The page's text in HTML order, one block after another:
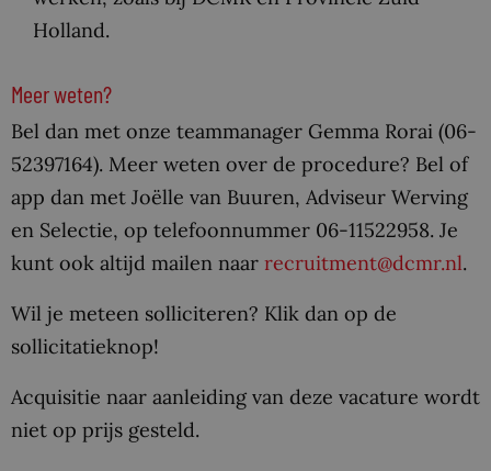
Holland.
Meer weten?
Bel dan met onze teammanager Gemma Rorai (06-
52397164). Meer weten over de procedure? Bel of
app dan met Joëlle van Buuren, Adviseur Werving
en Selectie, op telefoonnummer 06-11522958. Je
kunt ook altijd mailen naar recruitment@dcmr.nl.
Wil je meteen solliciteren? Klik dan op de
sollicitatieknop!
Acquisitie naar aanleiding van deze vacature wordt
niet op prijs gesteld.